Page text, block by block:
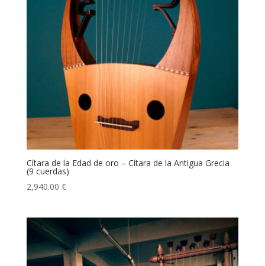
Cítara de la Edad de oro – Cítara de la Antigua Grecia
(9 cuerdas)
2,940.00 €